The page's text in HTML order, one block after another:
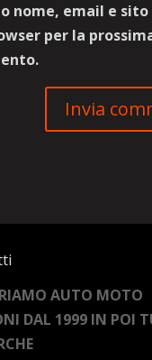
nome, email e sito
per la
AUTO MOTO
DAL 1999 IN POI